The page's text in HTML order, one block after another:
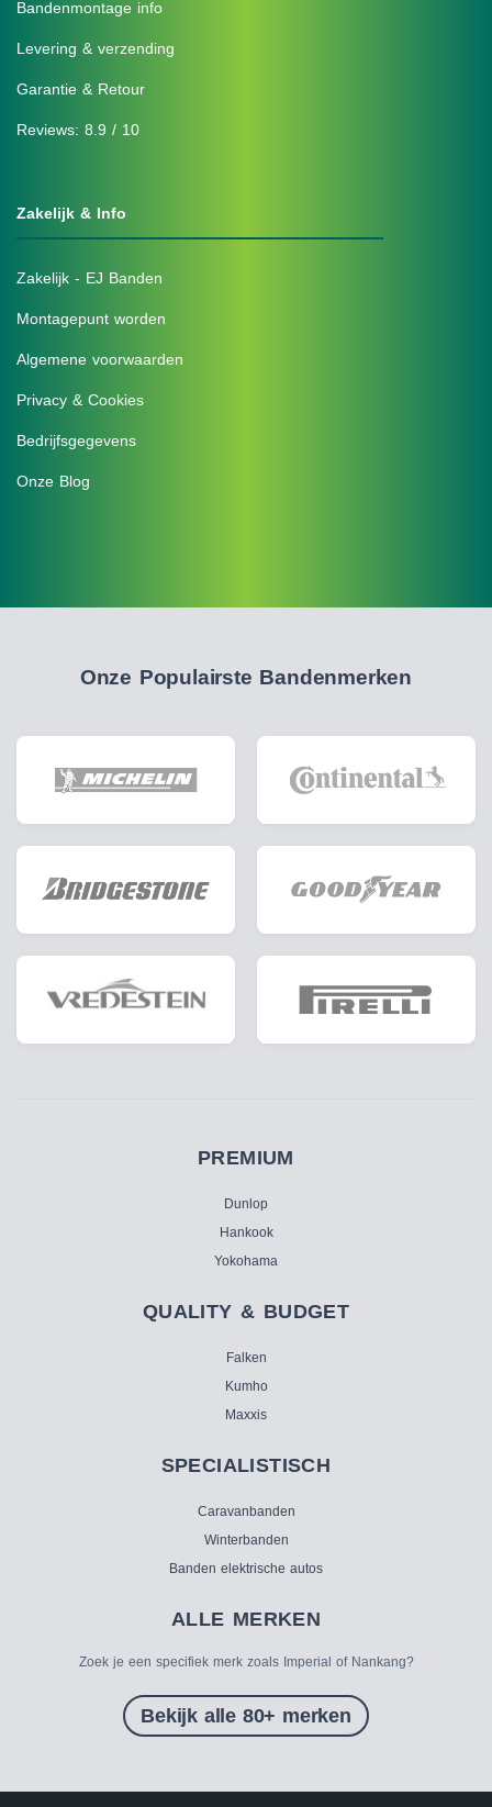
Bandenmontage info
Levering & verzending
Garantie & Retour
Reviews: 8.9 / 10
Zakelijk & Info
Zakelijk - EJ Banden
Montagepunt worden
Algemene voorwaarden
Privacy & Cookies
Bedrijfsgegevens
Onze Blog
Onze Populairste Bandenmerken
PREMIUM
Dunlop
Hankook
Yokohama
QUALITY & BUDGET
Falken
Kumho
Maxxis
SPECIALISTISCH
Caravanbanden
Winterbanden
Banden elektrische autos
ALLE MERKEN
Zoek je een specifiek merk zoals Imperial of Nankang?
Bekijk alle 80+ merken